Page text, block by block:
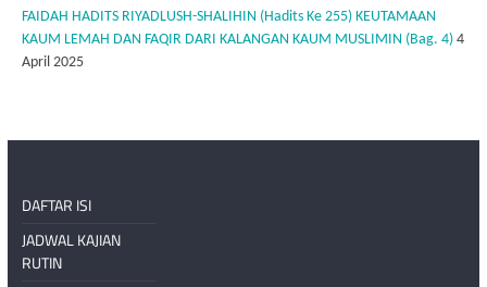
FAIDAH HADITS RIYADLUSH-SHALIHIN (Hadits Ke 255) KEUTAMAAN
KAUM LEMAH DAN FAQIR DARI KALANGAN KAUM MUSLIMIN (Bag. 4) 4
April 2025
DAFTAR ISI
JADWAL KAJIAN
RUTIN